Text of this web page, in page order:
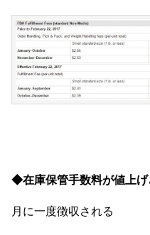
◆在庫保管手数料が値上げ
月に一度徴収される